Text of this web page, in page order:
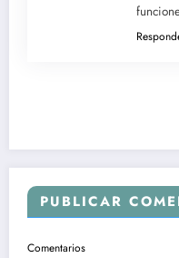
PUBLICAR
Comentarios